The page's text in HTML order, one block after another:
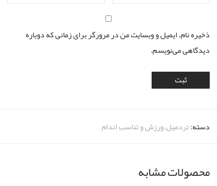
ذخیره نام، ایمیل و وبسایت من در مرورگر برای زمانی که دوباره
دیدگاهی می‌نویسم.
دسته:تردمیل,ورزش و تناسب اندام
محصولات مشابه